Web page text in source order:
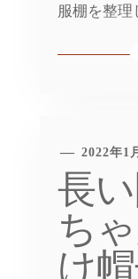
服棚を整理
2022年1
長
ち
け